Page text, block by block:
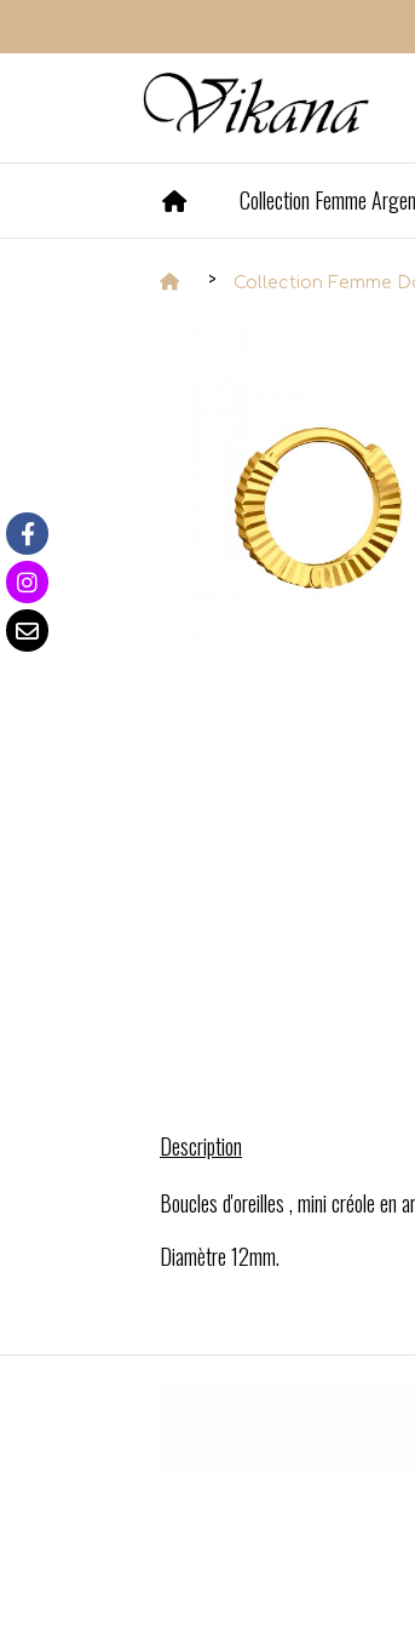
Collection Femme
Collection Femme
Description
Boucles d'oreilles , mini créole en
Diamètre 12mm.